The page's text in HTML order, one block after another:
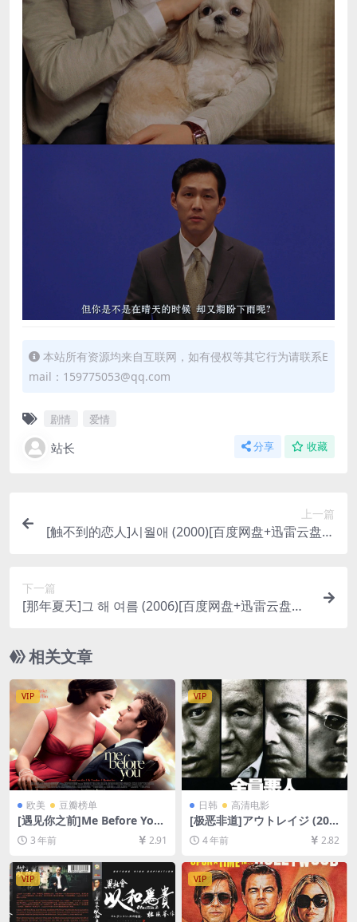
本站所有资源均来自互联网，如有侵权等其它行为请联系E
mail：159775053@qq.com
剧情 爱情
站长 分享 收藏
上一篇
[触不到的恋人]시월애 (2000)[百度网盘+迅雷云盘资
下一篇
[那年夏天]그 해 여름 (2006)[百度网盘+迅雷云盘资
相关文章
VIP
欧美 豆瓣榜单
[遇见你之前]Me Before You
(2016)[百度网盘+夸克网盘10
80P超清未删减资源][网盘在
线播放/下载][MP4/7.1GB][中
英字幕]
3 年前 2.91
VIP
日韩 高清电影
[极恶非道]アウトレイジ (201
0)[百度网盘+迅雷云盘资源10
80P超清未删减][MP4/7GB]
[日语中字]
4 年前 2.82
VIP VIP